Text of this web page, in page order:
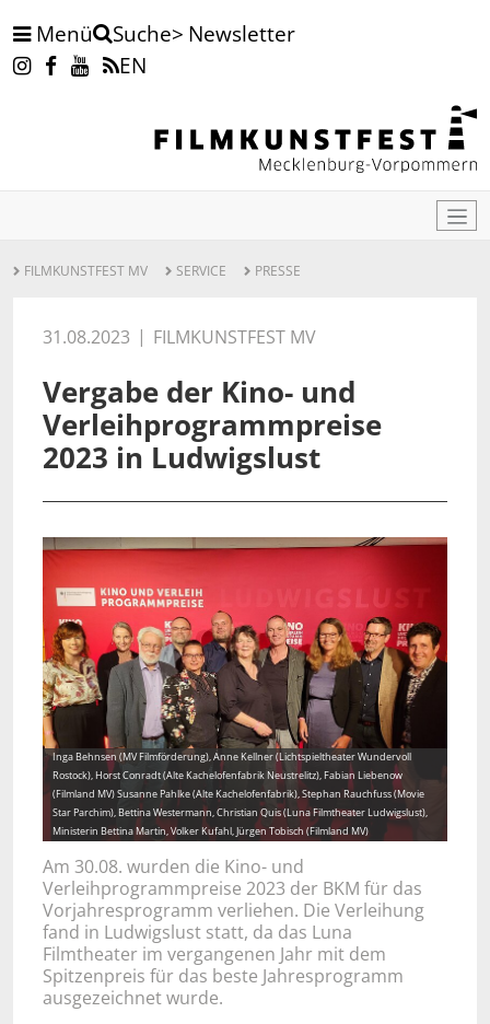
Menü Suche
Newsletter
EN
FILMKUNSTFEST MV SERVICE PRESSE
31.08.2023 FILMKUNSTFEST MV
Vergabe der Kino- und
Verleihprogrammpreise
2023 in Ludwigslust
Inga Behnsen (MV Filmförderung), Anne Kellner (Lichtspieltheater Wundervoll
Rostock), Horst Conradt (Alte Kachelofenfabrik Neustrelitz), Fabian Liebenow
(Filmland MV) Susanne Pahlke (Alte Kachelofenfabrik), Stephan Rauchfuss (Movie
Star Parchim), Bettina Westermann, Christian Quis (Luna Filmtheater Ludwigslust),
Ministerin Bettina Martin, Volker Kufahl, Jürgen Tobisch (Filmland MV)
Am 30.08. wurden die Kino- und
Verleihprogrammpreise 2023 der BKM für das
Vorjahresprogramm verliehen. Die Verleihung
fand in Ludwigslust statt, da das Luna
Filmtheater im vergangenen Jahr mit dem
Spitzenpreis für das beste Jahresprogramm
ausgezeichnet wurde.